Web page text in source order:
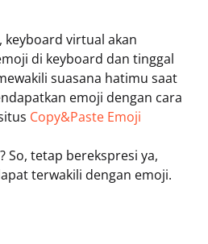
keyboard virtual akan
di keyboard dan tinggal
suasana hatimu saat
emoji dengan cara
Copy&Paste Emoji
So, tetap berekspresi ya,
terwakili dengan emoji.